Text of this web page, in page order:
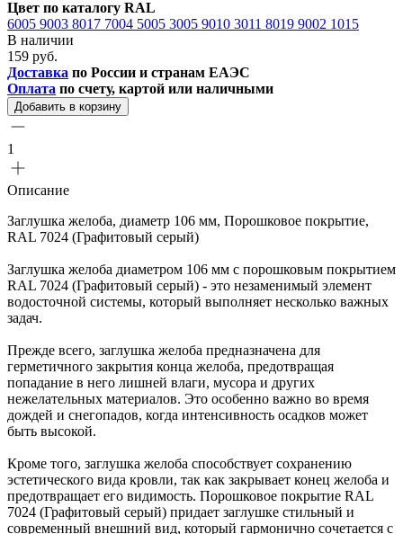
Цвет по каталогу RAL
6005 9003 8017 7004 5005 3005 9010 3011 8019 9002 1015
В наличии
159 руб.
Доставка по России и странам ЕАЭС
Оплата по счету, картой или наличными
Добавить в корзину
1
Описание
Заглушка желоба, диаметр 106 мм, Порошковое покрытие,
RAL 7024 (Графитовый серый)
Заглушка желоба диаметром 106 мм с порошковым покрытием
RAL 7024 (Графитовый серый) - это незаменимый элемент
водосточной системы, который выполняет несколько важных
задач.
Прежде всего, заглушка желоба предназначена для
герметичного закрытия конца желоба, предотвращая
попадание в него лишней влаги, мусора и других
нежелательных материалов. Это особенно важно во время
дождей и снегопадов, когда интенсивность осадков может
быть высокой.
Кроме того, заглушка желоба способствует сохранению
эстетического вида кровли, так как закрывает конец желоба и
предотвращает его видимость. Порошковое покрытие RAL
7024 (Графитовый серый) придает заглушке стильный и
современный внешний вид, который гармонично сочетается с